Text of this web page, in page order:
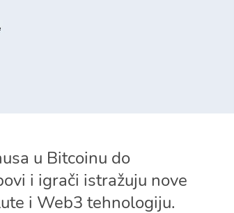
u Bitcoinu do
i igrači istražuju nove
i Web3 tehnologiju.